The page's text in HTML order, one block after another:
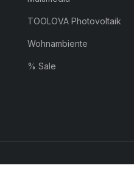
TOOLOVA Photovoltaik
Wohnambiente
% Sale